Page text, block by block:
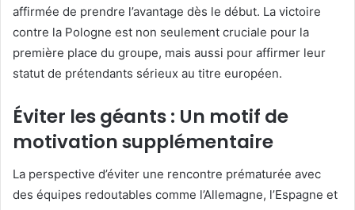
affirmée de prendre l’avantage dès le début. La victoire
contre la Pologne est non seulement cruciale pour la
première place du groupe, mais aussi pour affirmer leur
statut de prétendants sérieux au titre européen.
Éviter les géants : Un motif de
motivation supplémentaire
La perspective d’éviter une rencontre prématurée avec
des équipes redoutables comme l’Allemagne, l’Espagne et